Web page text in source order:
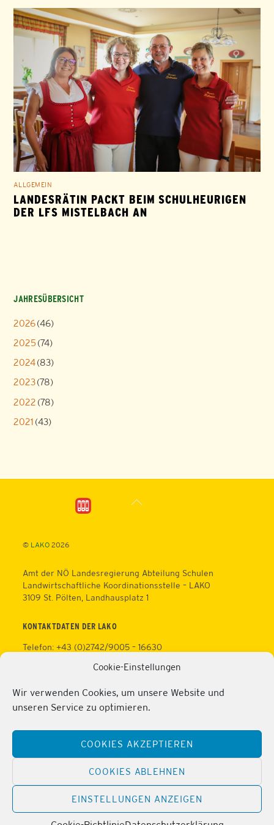
Cookie-Einstellungen
Wir verwenden Cookies, um unsere Website und
unseren Service zu optimieren.
COOKIES AKZEPTIEREN
COOKIES ABLEHNEN
EINSTELLUNGEN ANZEIGEN
ALLGEMEIN
LANDESRÄTIN PACKT BEIM SCHULHEURIGEN
DER LFS MISTELBACH AN
JAHRESÜBERSICHT
2026(46)
2025 (74)
2024(83)
2023(78)
2022 (78)
2021 (43)
Back
© LAKO2026
Amt der NÖ Landesregierung Abteilung Schulen
Landwirtschaftliche Koordinationsstelle – LAKO
3109 St. Pölten, Landhausplatz 1
KONTAKTDATEN DER LAKO
Telefon: +43 (0)2742/9005 – 16630
https://lako.at
Datenschutz
Impressum
Telefon: +43 (0)2286/2202
Mobil: +43 (0)676/81213100
https://lako.at/lako-service/personalvertretung/